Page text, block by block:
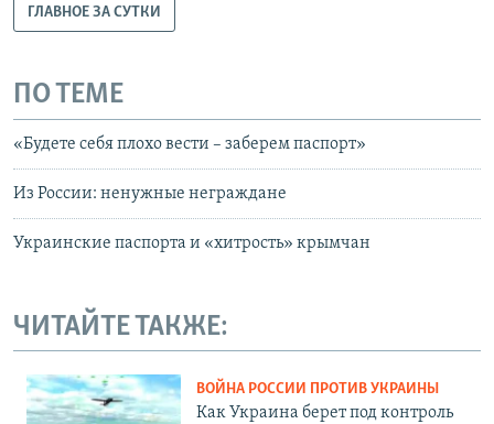
ГЛАВНОЕ ЗА СУТКИ
ПО ТЕМЕ
«Будете себя плохо вести – заберем паспорт»
Из России: ненужные неграждане
Украинские паспорта и «хитрость» крымчан
ЧИТАЙТЕ ТАКЖЕ:
ВОЙНА РОССИИ ПРОТИВ УКРАИНЫ
Как Украина берет под контроль